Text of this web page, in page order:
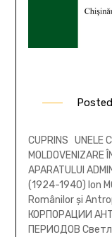
CUPRINS UNELE
MOLDOVENIZARE
APARATULUI
(1924-1940) Ion
Românilor şi
КОРПОРАЦИИ
ПЕРИОДОВ